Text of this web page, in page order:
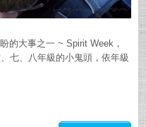
的大事之一 ~ Spirit Week，
七、八年級的小鬼頭，依年級